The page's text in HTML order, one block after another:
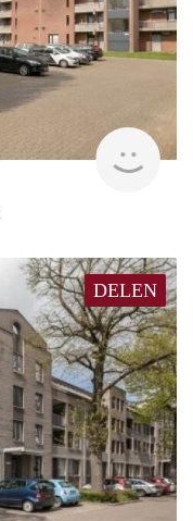
DELEN